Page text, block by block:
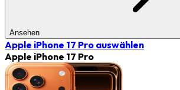
Ansehen
Apple iPhone 17 Pro auswählen
Apple iPhone 17 Pro